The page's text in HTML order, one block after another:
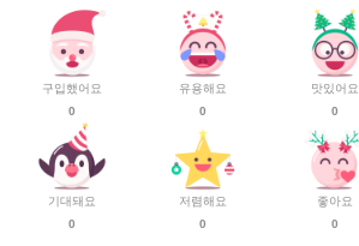
구입했어요
0
기대돼요
0
유용해요
0
저렴해요
0
맛있어요
0
좋아요
0